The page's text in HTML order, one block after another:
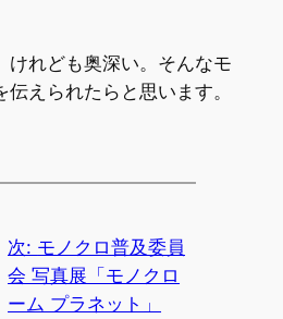
けれども奥深い。そんなモ
伝えられたらと思います。
次: モノクロ普及委員
会 写真展「モノクロ
ーム プラネット」